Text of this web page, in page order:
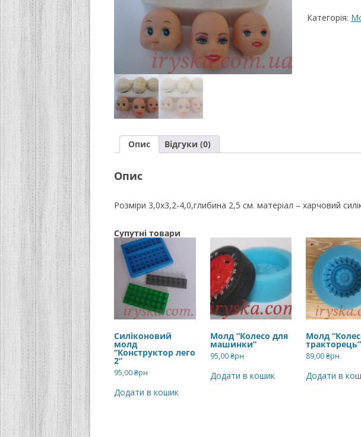
Категорія:
Опис Відгуки (0)
Опис
Розміри 3,0х3,2-4,0,глибина 2,5 см. матеріал – харчовий
Супутні товари
Силіконовий
молд
“Конструктор лего
2”
95,00₴рн
Додати в кошик
Молд “Колесо для
машинки”
95,00₴рн
Додати в кошик
Молд
тракторець”
89,00₴рн
Додати в